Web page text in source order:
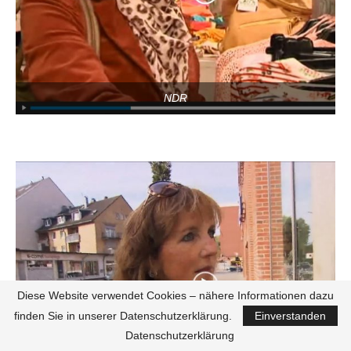
NDR
Diese Website verwendet Cookies – nähere Informationen dazu
finden Sie in unserer Datenschutzerklärung.
Einverstanden
Datenschutzerklärung